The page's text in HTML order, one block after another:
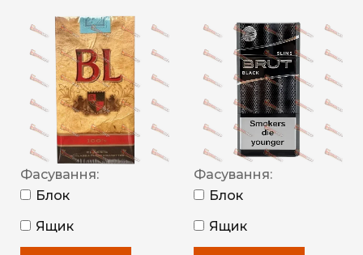
Фасування:
Блок
Ящик
Фасування:
Блок
Ящик